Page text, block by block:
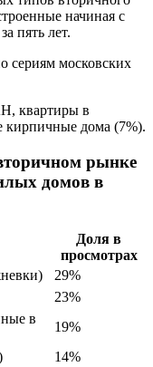
начиная с
пять лет.
сериям московских
квартиры в
кирпичные дома (7%).
рынке
домов в
Доля в
просмотрах
29%
23%
в
19%
14%